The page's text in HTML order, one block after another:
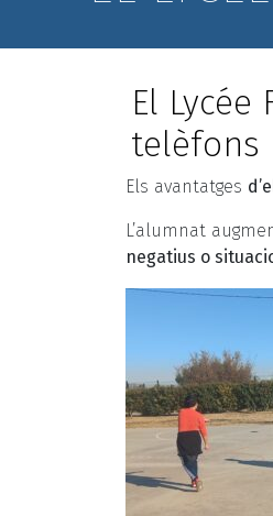
El
telèfons
Els avantatges
L’alumnat
negatius o